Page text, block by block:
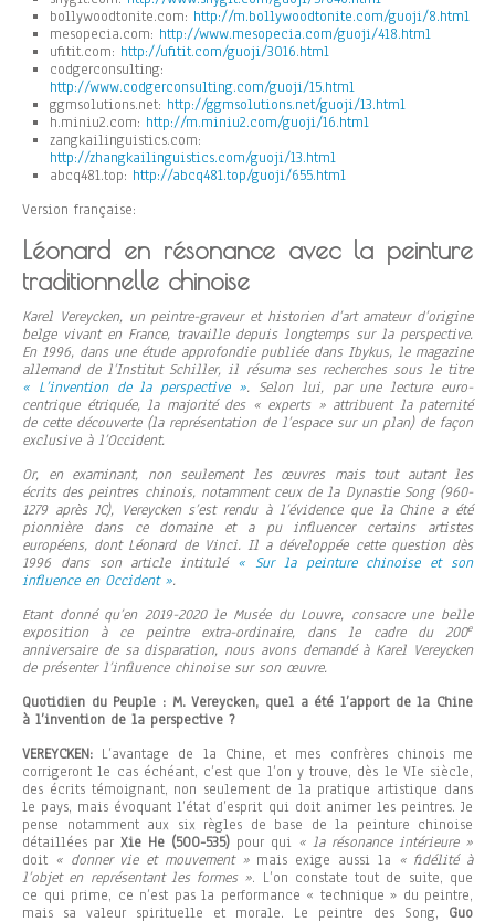
bollywoodtonite.com: http://m.bollywoodtonite.com/guoji/8.html
mesopecia.com: http://www.mesopecia.com/guoji/418.html
ufitit.com: http://ufitit.com/guoji/3016.html
codgerconsulting:
http://www.codgerconsulting.com/guoji/15.html
ggmsolutions.net: http://ggmsolutions.net/guoji/13.html
h.miniu2.com: http://m.miniu2.com/guoji/16.html
zangkailinguistics.com:
http://zhangkailinguistics.com/guoji/13.html
abcq481.top: http://abcq481.top/guoji/655.html
Version française:
Léonard en résonance avec la peinture
traditionnelle chinoise
Karel Vereycken, un peintre-graveur et historien d’art amateur d’origine
belge vivant en France, travaille depuis longtemps sur la perspective.
En 1996, dans une étude approfondie publiée dans Ibykus, le magazine
allemand de l’Institut Schiller, il résuma ses recherches sous le titre
« L’invention de la perspective ». Selon lui, par une lecture euro-
centrique étriquée, la majorité des « experts » attribuent la paternité
de cette découverte (la représentation de l’espace sur un plan) de façon
exclusive à l’Occident.
Or, en examinant, non seulement les œuvres mais tout autant les
écrits des peintres chinois, notamment ceux de la Dynastie Song (960-
1279 après JC), Vereycken s’est rendu à l’évidence que la Chine a été
pionnière dans ce domaine et a pu influencer certains artistes
européens, dont Léonard de Vinci. Il a développée cette question dès
1996 dans son article intitulé « Sur la peinture chinoise et son
influence en Occident ».
Etant donné qu’en 2019-2020 le Musée du Louvre, consacre une belle
exposition à ce peintre extra-ordinaire, dans le cadre du 200e
anniversaire de sa disparation, nous avons demandé à Karel Vereycken
de présenter l’influence chinoise sur son œuvre.
Quotidien du Peuple : M. Vereycken, quel a été l’apport de la Chine
à l’invention de la perspective ?
VEREYCKEN: L’avantage de la Chine, et mes confrères chinois me
corrigeront le cas échéant, c’est que l’on y trouve, dès le VIe siècle,
des écrits témoignant, non seulement de la pratique artistique dans
le pays, mais évoquant l’état d’esprit qui doit animer les peintres. Je
pense notamment aux six règles de base de la peinture chinoise
détaillées par Xie He (500-535) pour qui « la résonance intérieure »
doit « donner vie et mouvement »mais exige aussi la « fidélité à
l’objet en représentant les formes ». L’on constate tout de suite, que
ce qui prime, ce n’est pas la performance « technique » du peintre,
mais sa valeur spirituelle et morale. Le peintre des Song, Guo